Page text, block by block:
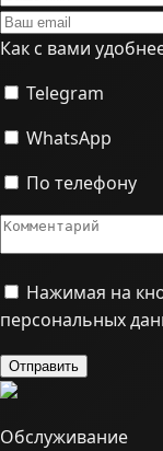
Как с вами
Telegram
WhatsApp
По телефону
Нажимая на
персональных
Обслуживание